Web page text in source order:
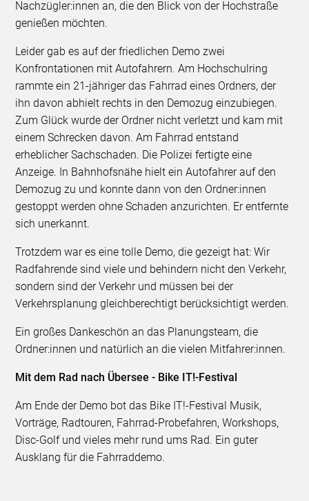
Nachzügler:innen an, die den Blick von der Hochstraße
genießen möchten.
Leider gab es auf der friedlichen Demo zwei
Konfrontationen mit Autofahrern. Am Hochschulring
rammte ein 21-jähriger das Fahrrad eines Ordners, der
ihn davon abhielt rechts in den Demozug einzubiegen.
Zum Glück wurde der Ordner nicht verletzt und kam mit
einem Schrecken davon. Am Fahrrad entstand
erheblicher Sachschaden. Die Polizei fertigte eine
Anzeige. In Bahnhofsnähe hielt ein Autofahrer auf den
Demozug zu und konnte dann von den Ordner:innen
gestoppt werden ohne Schaden anzurichten. Er entfernte
sich unerkannt.
Trotzdem war es eine tolle Demo, die gezeigt hat: Wir
Radfahrende sind viele und behindern nicht den Verkehr,
sondern sind der Verkehr und müssen bei der
Verkehrsplanung gleichberechtigt berücksichtigt werden.
Ein großes Dankeschön an das Planungsteam, die
Ordner:innen und natürlich an die vielen Mitfahrer:innen.
Mit dem Rad nach Übersee - Bike IT!-Festival
Am Ende der Demo bot das Bike IT!-Festival Musik,
Vorträge, Radtouren, Fahrrad-Probefahren, Workshops,
Disc-Golf und vieles mehr rund ums Rad. Ein guter
Ausklang für die Fahrraddemo.